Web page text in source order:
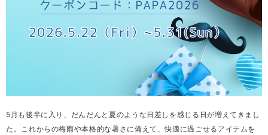
5月も後半に入り、だんだんと夏のような日差しを感じる日が増えてきまし
た。これからの梅雨や本格的な暑さに備えて、快適に過ごせるアイテムを